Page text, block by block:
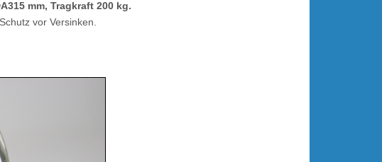
mm, Tragkraft 200 kg.
vor Versinken.